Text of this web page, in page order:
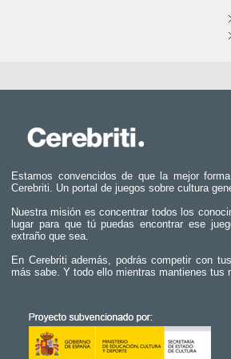
Estamos convencidos de que la mejor
Cerebriti. Un portal de juegos sobre cultura
Nuestra misión es concentrar todos los
lugar para que tú puedas encontrar ese
extraño que sea.
En Cerebriti además, podrás competir con
más sabe. Y todo ello mientras mantienes tus